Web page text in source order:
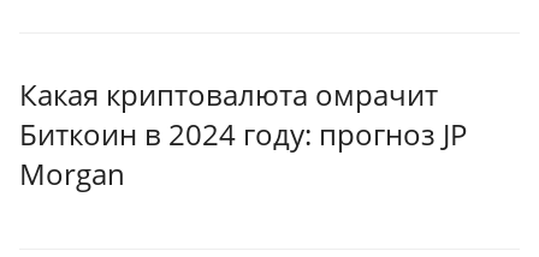
Какая криптовалюта омрачит
Биткоин в 2024 году: прогноз JP
Morgan